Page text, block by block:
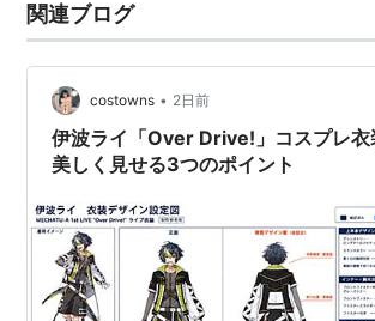
関連ブログ
costowns • 2日前
伊波ライ「Over Drive!」コスプレ衣
美しく見せる3つのポイント